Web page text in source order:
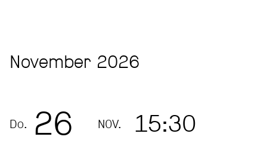
November 2026
Do. 26 NOV. 15:30